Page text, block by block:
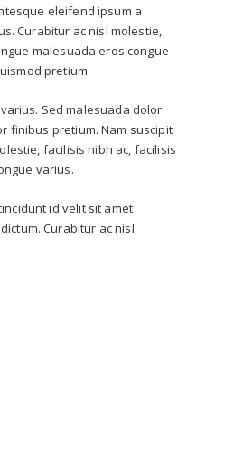
eleifend ipsum a
Curabitur ac nisl molestie,
malesuada eros congue
pretium.
Sed malesuada dolor
finibus pretium. Nam suscipit
facilisis nibh ac, facilisis
varius.
id velit sit amet
Curabitur ac nisl